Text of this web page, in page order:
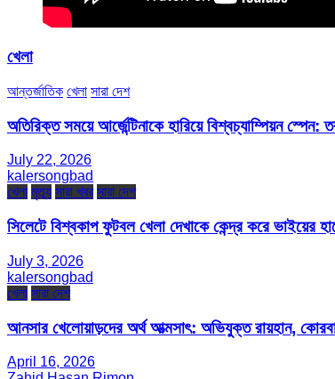
খেলা
আন্তর্জাতিক খেলা সারা দেশ
অতিরিক্ত সময়ে আর্জেন্টিনাকে হারিয়ে বিশ্বচ্যাম্পিয়ন
July 22, 2026
kalersongbad
খেলা মৃত্যু সারা খবর সারা দেশ
সিলেটে বিশ্বকাপ ফুটবল খেলা দেখাকে কেন্দ্র করে ভাইয়ের
July 3, 2026
kalersongbad
খেলা সারা দেশ
আনসার খেলোয়াড়দের অর্থ আত্মসাৎ: অভিযুক্ত রায়হান,
April 16, 2026